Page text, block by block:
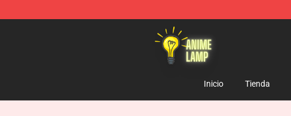
Anime Lamp Shop - The Best Store of Anime Lamp
Inicio Tienda